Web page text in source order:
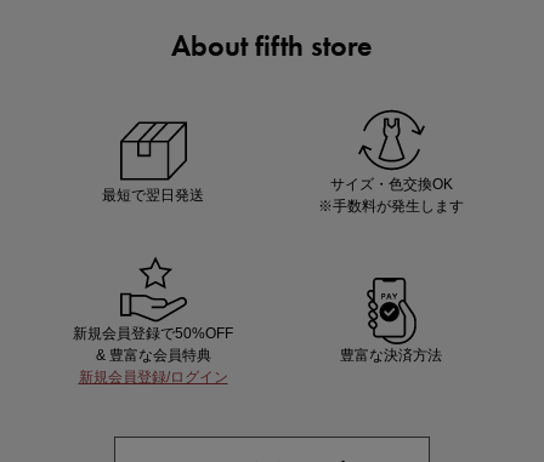
About fifth store
最短で翌日発送
サイズ・色交換OK
※手数料が発生します
新規会員登録で50%OFF
& 豊富な会員特典
新規会員登録/ログイン
豊富な決済方法